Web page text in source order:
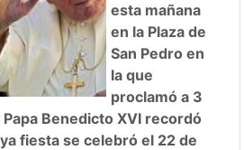
esta mañana
en la Plaza de
San Pedro en
la que
proclamó a 3
Benedicto XVI recordó
fiesta se celebró el 22 de